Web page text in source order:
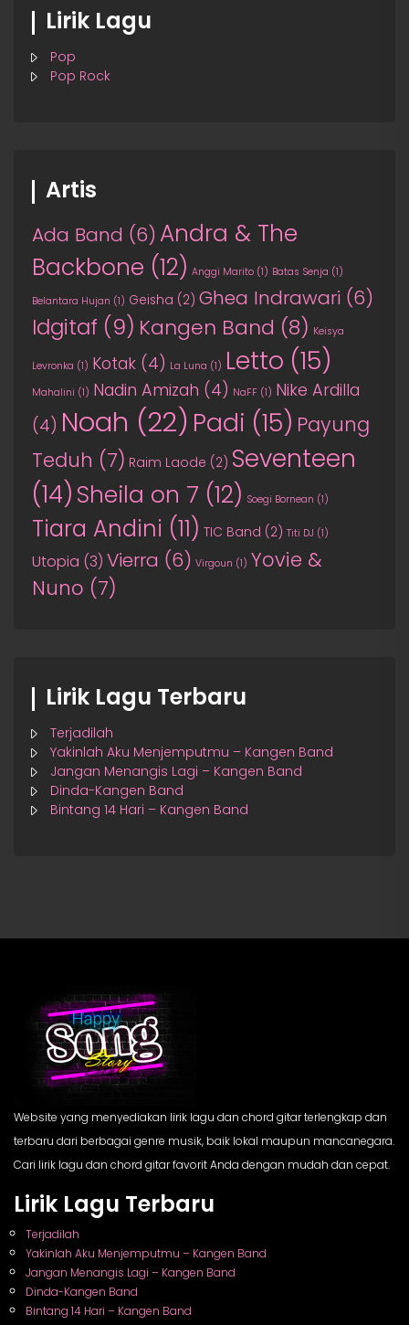
Lirik Lagu
Pop
Pop Rock
Artis
Ada Band (6) Andra & The
Backbone (12) Anggi Marito (1) Batas Senja (1)
Belantara Hujan (1) Geisha (2) Ghea Indrawari (6)
Idgitaf (9) Kangen Band (8) Keisya
Levronka (1) Kotak (4) La Luna (1) Letto (15)
Mahalini (1) Nadin Amizah (4) NaFF (1) Nike Ardilla
(4) Noah (22) Padi (15) Payung
Teduh (7) Raim Laode (2) Seventeen
(14) Sheila on 7 (12) Soegi Bornean (1)
Tiara Andini (11) TIC Band (2) Titi DJ (1)
Utopia (3) Vierra (6) Virgoun (1) Yovie &
Nuno (7)
Lirik Lagu Terbaru
Terjadilah
Yakinlah Aku Menjemputmu – Kangen Band
Jangan Menangis Lagi – Kangen Band
Dinda-Kangen Band
Bintang 14 Hari – Kangen Band
Website yang menyediakan lirik lagu dan chord gitar terlengkap dan
terbaru dari berbagai genre musik, baik lokal maupun mancanegara.
Cari lirik lagu dan chord gitar favorit Anda dengan mudah dan cepat.
Lirik Lagu Terbaru
Terjadilah
Yakinlah Aku Menjemputmu – Kangen Band
Jangan Menangis Lagi – Kangen Band
Dinda-Kangen Band
Bintang 14 Hari – Kangen Band